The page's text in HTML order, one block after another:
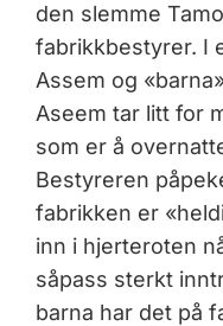
den slemme
fabrikkbestyrer. I
Assem og
Aseem tar litt for
som er å
Bestyreren
fabrikken er
inn i hjerteroten
såpass sterkt
barna har det på